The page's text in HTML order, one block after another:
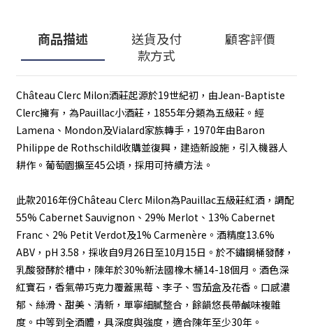
商品描述
送貨及付
款方式
顧客評價
Château Clerc Milon酒莊起源於19世紀初，由Jean-Baptiste
Clerc擁有，為Pauillac小酒莊，1855年分類為五級莊。經
Lamena、Mondon及Vialard家族轉手，1970年由Baron
Philippe de Rothschild收購並復興，建造新設施，引入機器人
耕作。葡萄園擴至45公頃，採用可持續方法。
此款2016年份Château Clerc Milon為Pauillac五級莊紅酒，調配
55% Cabernet Sauvignon、29% Merlot、13% Cabernet
Franc、2% Petit Verdot及1% Carmenère。酒精度13.6%
ABV，pH 3.58，採收自9月26日至10月15日。於不鏽鋼桶發酵，
乳酸發酵於槽中，陳年於30%新法國橡木桶14-18個月。酒色深
紅寶石，香氣帶巧克力覆蓋黑莓、李子、雪茄盒及花香。口感濃
郁、絲滑、甜美、清新，單寧細膩整合，餘韻悠長帶鹹味複雜
度。中等到全酒體，具深度與強度，適合陳年至少30年。